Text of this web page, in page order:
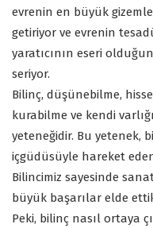
evrenin en büyük
getiriyor ve evrenin
yaratıcının eseri
seriyor.
Bilinç, düşünebilme,
kurabilme ve kendi
yeteneğidir. Bu yetenek,
içgüdüsüyle hareket
Bilincimiz sayesinde
büyük başarılar elde
Peki, bilinç nasıl ortaya